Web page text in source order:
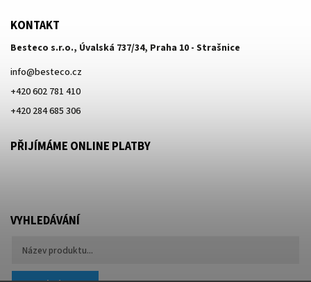
KONTAKT
Besteco s.r.o., Úvalská 737/34, Praha 10 - Strašnice
info@besteco.cz
+420 602 781 410
+420 284 685 306
PŘIJÍMÁME ONLINE PLATBY
VYHLEDÁVÁNÍ